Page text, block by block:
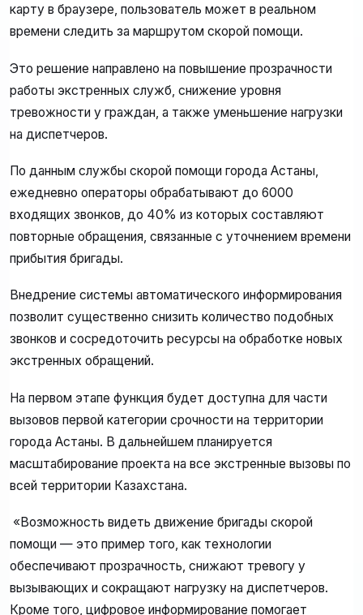
карту в браузере, пользователь может в реальном
времени следить за маршрутом скорой помощи.
Это решение направлено на повышение прозрачности
работы экстренных служб, снижение уровня
тревожности у граждан, а также уменьшение нагрузки
на диспетчеров.
По данным службы скорой помощи города Астаны,
ежедневно операторы обрабатывают до 6000
входящих звонков, до 40% из которых составляют
повторные обращения, связанные с уточнением времени
прибытия бригады.
Внедрение системы автоматического информирования
позволит существенно снизить количество подобных
звонков и сосредоточить ресурсы на обработке новых
экстренных обращений.
На первом этапе функция будет доступна для части
вызовов первой категории срочности на территории
города Астаны. В дальнейшем планируется
масштабирование проекта на все экстренные вызовы по
всей территории Казахстана.
«Возможность видеть движение бригады скорой
помощи — это пример того, как технологии
обеспечивают прозрачность, снижают тревогу у
вызывающих и сокращают нагрузку на диспетчеров.
Кроме того, цифровое информирование помогает